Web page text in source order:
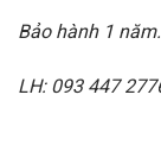
Bảo hành 1 năm.
LH: 093 447